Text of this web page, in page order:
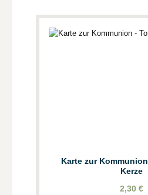
Karte zur
Kerze
2,30 €